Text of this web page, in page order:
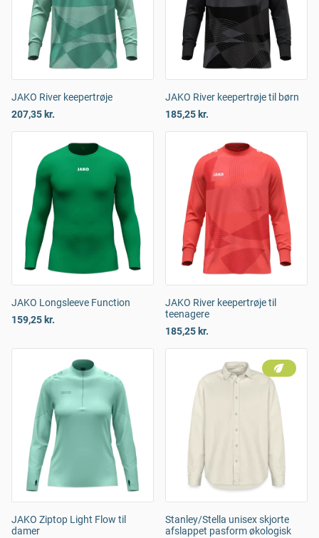
JAKO River keepertrøje
207,35 kr.
JAKO River keepertrøje til børn
185,25 kr.
JAKO Longsleeve Function
159,25 kr.
JAKO River keepertrøje til
teenagere
185,25 kr.
JAKO Ziptop Light Flow til
damer
Stanley/Stella unisex skjorte
afslappet pasform økologisk